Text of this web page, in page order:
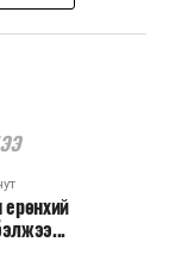
ны өдрүүдэд
баг